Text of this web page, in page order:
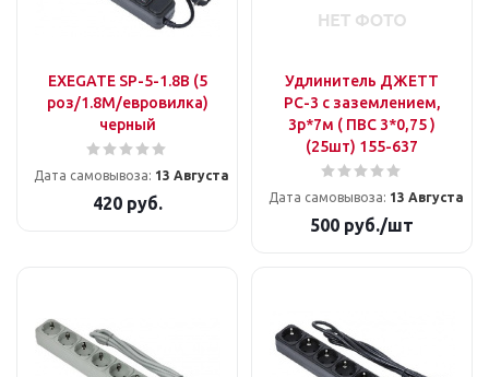
EXEGATE SP-5-1.8B (5
роз/1.8M/евровилка)
черный
Дата самовывоза: 13 Августа
420руб.
Удлинитель ДЖЕТТ
РС-3 с заземлением,
3р*7м ( ПВС 3*0,75 )
(25шт) 155-637
Дата самовывоза: 13 Августа
500 руб./шт